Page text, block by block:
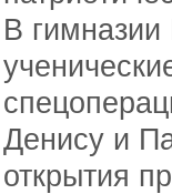
В
Денису и
открытия